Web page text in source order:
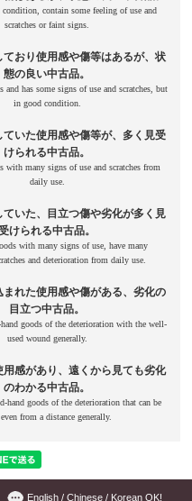
English / Chinese / Korean OK!